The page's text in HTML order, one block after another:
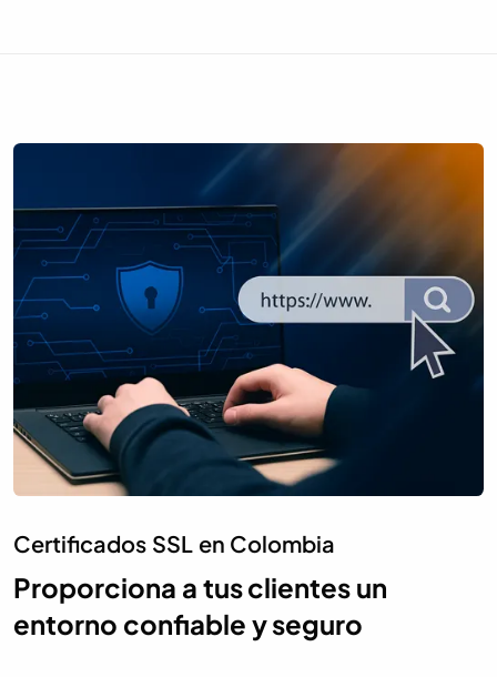
Certificados SSL en Colombia
Proporciona a tus clientes un
entorno confiable y seguro